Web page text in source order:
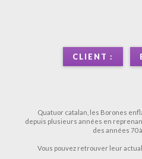
CLIENT :
Quatuor catalan, les Borones
depuis plusieurs années en
des années 70
Vous pouvez retrouver leur